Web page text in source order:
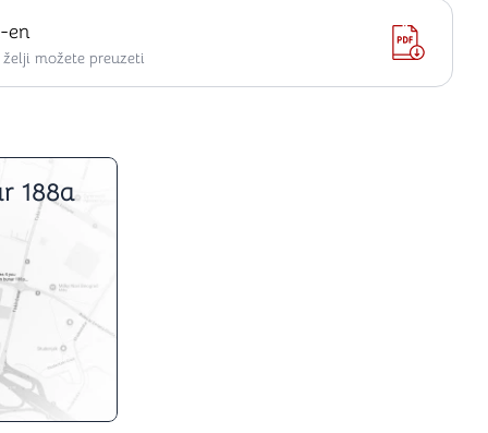
en
možete preuzeti
188a